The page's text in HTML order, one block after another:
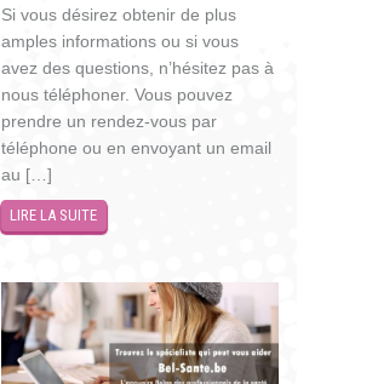
Si vous désirez obtenir de plus
amples informations ou si vous
avez des questions, n’hésitez pas à
nous téléphoner. Vous pouvez
prendre un rendez-vous par
téléphone ou en envoyant un email
au […]
LIRE LA SUITE